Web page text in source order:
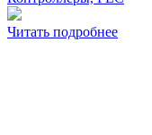
Читать подробнее